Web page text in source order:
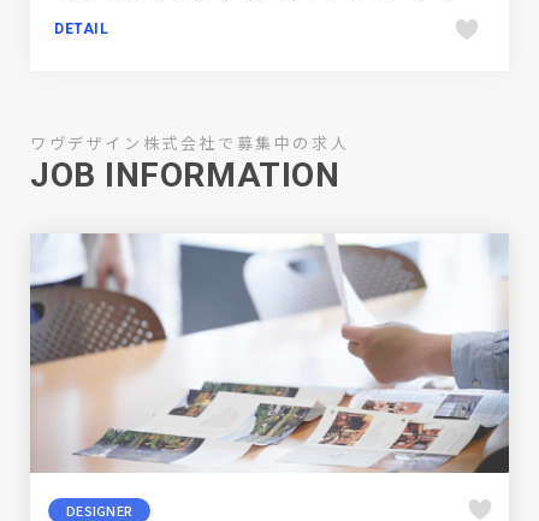
DETAIL
ワヴデザイン株式会社で募集中の求人
JOB INFORMATION
DESIGNER